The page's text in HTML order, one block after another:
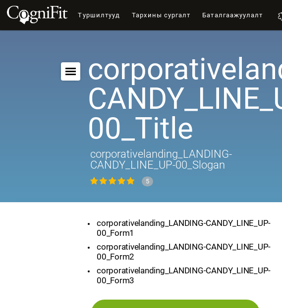
Туршилтууд Тархины сургалт Баталгаажуулалт
00_Title
corporativelanding_LANDING-
CANDY_LINE_UP-00_Slogan
5
corporativelanding_LANDING-CANDY_LINE_UP-
00_Form1
corporativelanding_LANDING-CANDY_LINE_UP-
00_Form2
corporativelanding_LANDING-CANDY_LINE_UP-
00_Form3